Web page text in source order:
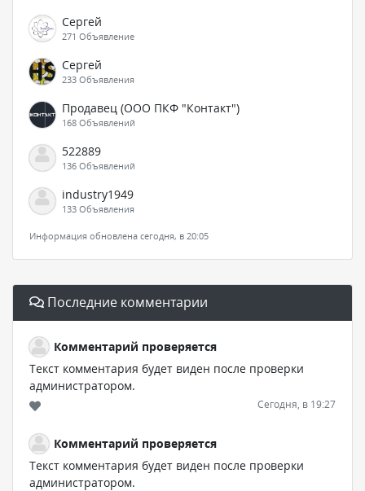
Сергей
271 Объявление
Сергей
233 Объявления
Продавец (ООО ПКФ "Контакт")
168 Объявлений
522889
136 Объявлений
industry1949
133 Объявления
Информация обновлена сегодня, в 20:05
Последние комментарии
Комментарий проверяется
Текст комментария будет виден после проверки
администратором.
Сегодня, в 19:27
Комментарий проверяется
Текст комментария будет виден после проверки
администратором.